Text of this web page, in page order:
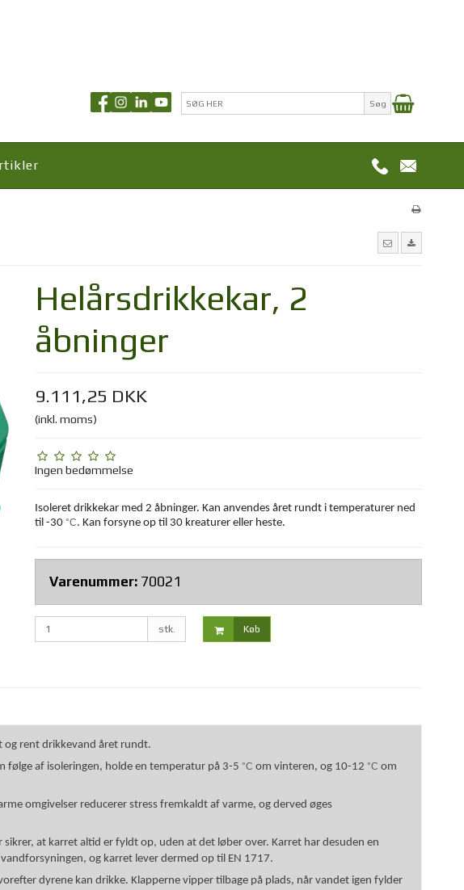
Søg
Helårsdrikkekar, 2
åbninger
9.111,25 DKK
(inkl. moms)
Ingen bedømmelse
Isoleret drikkekar med 2 åbninger. Kan anvendes året rundt i temperaturer ned
til -30 °C. Kan forsyne op til 30 kreaturer eller heste.
Varenummer: 70021
stk. Køb
og rent drikkevand året rundt.
følge af isoleringen, holde en temperatur på 3-5°C om vinteren, og 10-12°Com
omgivelser reducerer stress fremkaldt af varme, og derved øges
at karret altid er fyldt op, uden at det løber over. Karret har desuden en
og karret lever dermed op til EN 1717.
dyrene kan drikke. Klapperne vipper tilbage på plads, når vandet igen fylder